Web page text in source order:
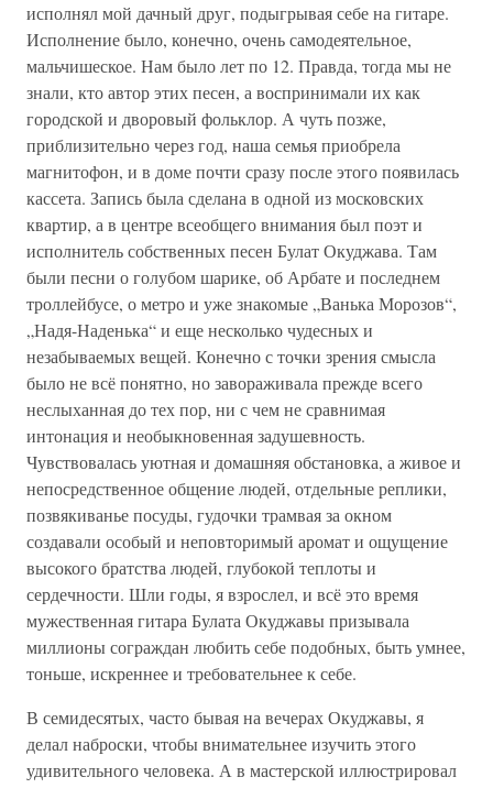
исполнял мой дачный друг, подыгрывая себе на гитаре.
Исполнение было, конечно, очень самодеятельное,
мальчишеское. Нам было лет по 12. Правда, тогда мы не
знали, кто автор этих песен, а воспринимали их как
городской и дворовый фольклор. А чуть позже,
приблизительно через год, наша семья приобрела
магнитофон, и в доме почти сразу после этого появилась
кассета. Запись была сделана в одной из московских
квартир, а в центре всеобщего внимания был поэт и
исполнитель собственных песен Булат Окуджава. Там
были песни о голубом шарике, об Арбате и последнем
троллейбусе, о метро и уже знакомые „Ванька Морозов“,
„Надя-Наденька“ и еще несколько чудесных и
незабываемых вещей. Конечно с точки зрения смысла
было не всё понятно, но завораживала прежде всего
неслыханная до тех пор, ни с чем не сравнимая
интонация и необыкновенная задушевность.
Чувствовалась уютная и домашняя обстановка, а живое и
непосредственное общение людей, отдельные реплики,
позвякиванье посуды, гудочки трамвая за окном
создавали особый и неповторимый аромат и ощущение
высокого братства людей, глубокой теплоты и
сердечности. Шли годы, я взрослел, и всё это время
мужественная гитара Булата Окуджавы призывала
миллионы сограждан любить себе подобных, быть умнее,
тоньше, искреннее и требовательнее к себе.
В семидесятых, часто бывая на вечерах Окуджавы, я
делал наброски, чтобы внимательнее изучить этого
удивительного человека. А в мастерской иллюстрировал